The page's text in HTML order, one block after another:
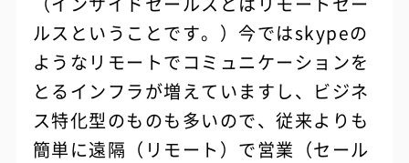
ルスということです。）今ではskypeの
ようなリモートでコミュニケーションを
とるインフラが増えていますし、ビジネ
ス特化型のものも多いので、従来よりも
簡単に遠隔（リモート）で営業（セール